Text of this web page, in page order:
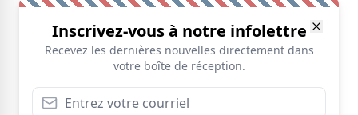
Inscrivez-vous à notre infolettre
Recevez les dernières nouvelles directement dans
votre boîte de réception.